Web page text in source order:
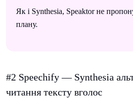
Як і Synthesia, Speaktor не
плану.
#2 Speechify — Synthesia
читання тексту вголос